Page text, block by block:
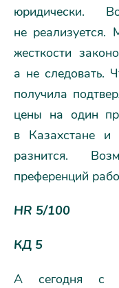
юридически.
не реализуется.
жесткости
а не следовать.
получила
цены на один
в Казахстане и
разнится.
преференций
HR 5/100
КД 5
А сегодня с